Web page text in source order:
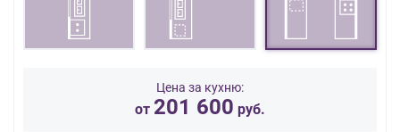
Цена за кухню:
от 201 600 руб.